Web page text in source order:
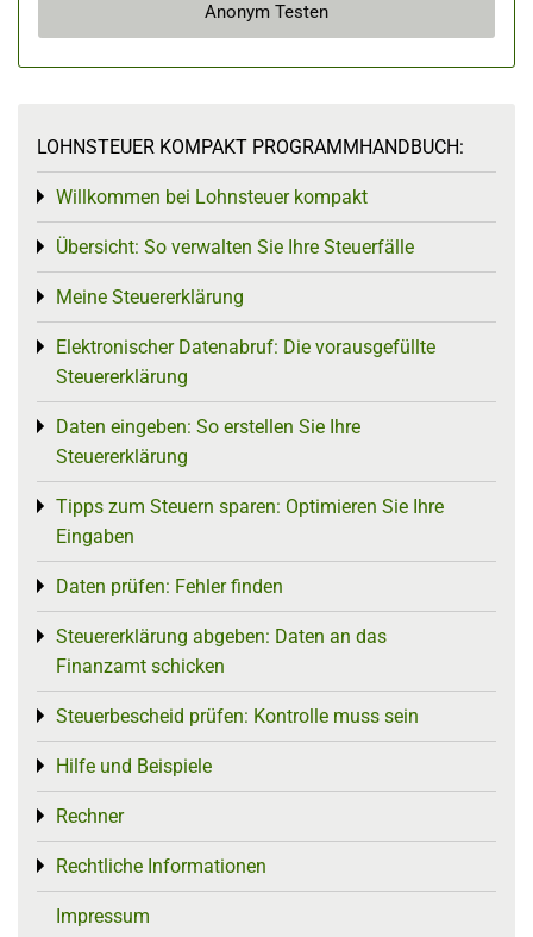
Anonym Testen
LOHNSTEUER KOMPAKT PROGRAMMHANDBUCH:
Willkommen bei Lohnsteuer kompakt
Toggle menu
Übersicht: So verwalten Sie Ihre Steuerfälle
Toggle menu
Meine Steuererklärung
Toggle menu
Elektronischer Datenabruf: Die vorausgefüllte
Steuererklärung
Toggle menu
Daten eingeben: So erstellen Sie Ihre
Steuererklärung
Toggle menu
Tipps zum Steuern sparen: Optimieren Sie Ihre
Eingaben
Toggle menu
Daten prüfen: Fehler finden
Toggle menu
Steuererklärung abgeben: Daten an das
Finanzamt schicken
Toggle menu
Steuerbescheid prüfen: Kontrolle muss sein
Toggle menu
Hilfe und Beispiele
Toggle menu
Rechner
Toggle menu
Rechtliche Informationen
Toggle menu
Impressum